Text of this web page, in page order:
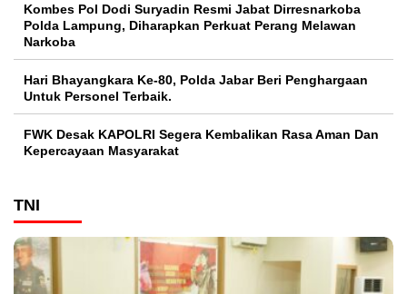
Kombes Pol Dodi Suryadin Resmi Jabat Dirresnarkoba
Polda Lampung, Diharapkan Perkuat Perang Melawan
Narkoba
Hari Bhayangkara Ke-80, Polda Jabar Beri Penghargaan
Untuk Personel Terbaik.
FWK Desak KAPOLRI Segera Kembalikan Rasa Aman Dan
Kepercayaan Masyarakat
TNI